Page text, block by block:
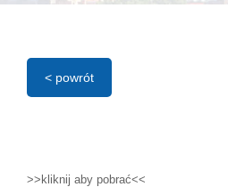
< powrót
>>kliknij aby pobrać<<